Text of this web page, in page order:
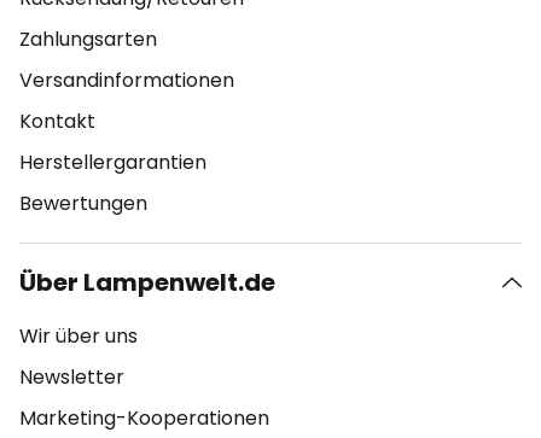
Zahlungsarten
Versandinformationen
Kontakt
Herstellergarantien
Bewertungen
Über Lampenwelt.de
Wir über uns
Newsletter
Marketing-Kooperationen